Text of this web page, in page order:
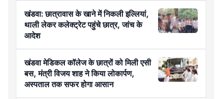
खंडवा: छात्रावास के खाने में निकली इल्लियां,
थाली लेकर कलेक्ट्रेट पहुंचे छात्र, जांच के
आदेश
खंडवा मेडिकल कॉलेज के छात्रों को मिली एसी
बस, मंत्री विजय शाह ने किया लोकार्पण,
अस्पताल तक सफर होगा आसान